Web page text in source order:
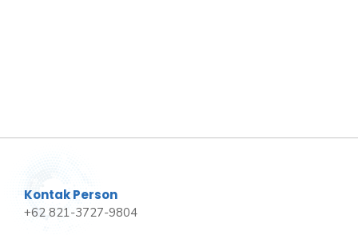
Kontak Person
+62 821-3727-9804